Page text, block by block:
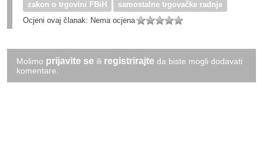
zakon o trgovini FBiH
samostalne trgovačke radnje
Ocjeni ovaj članak: Nema ocjena
Molimo prijavite se ili registrirajte da biste mogli dodavati
komentare.